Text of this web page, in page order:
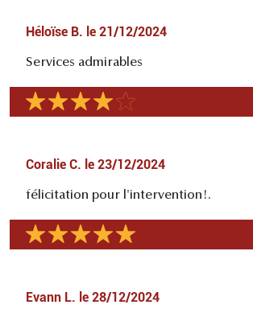
Héloïse B. le 21/12/2024
Services admirables
Coralie C. le 23/12/2024
félicitation pour l'intervention!.
Evann L. le 28/12/2024